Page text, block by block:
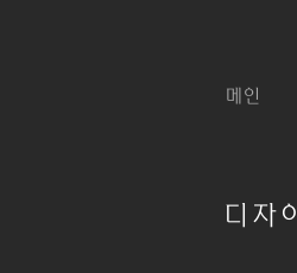
디자
메인